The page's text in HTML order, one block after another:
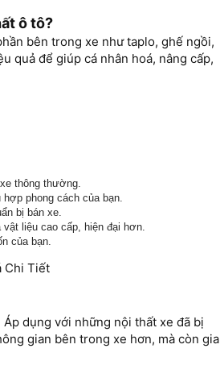
ô tô?
bên trong xe như taplo, ghế ngồi,
quả để giúp cá nhân hoá, nâng cấp,
thông thường.
phong cách của bạn.
bị bán xe.
liệu cao cấp, hiện đại hơn.
của bạn.
Chi Tiết
dụng với những nội thất xe đã bị
gian bên trong xe hơn, mà còn gia